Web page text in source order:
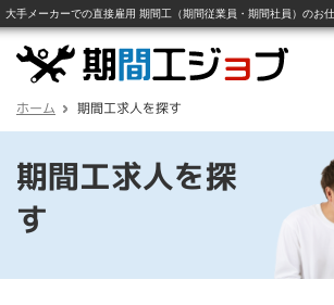
ホーム 期間工求人を探す
期間工求人を探
す